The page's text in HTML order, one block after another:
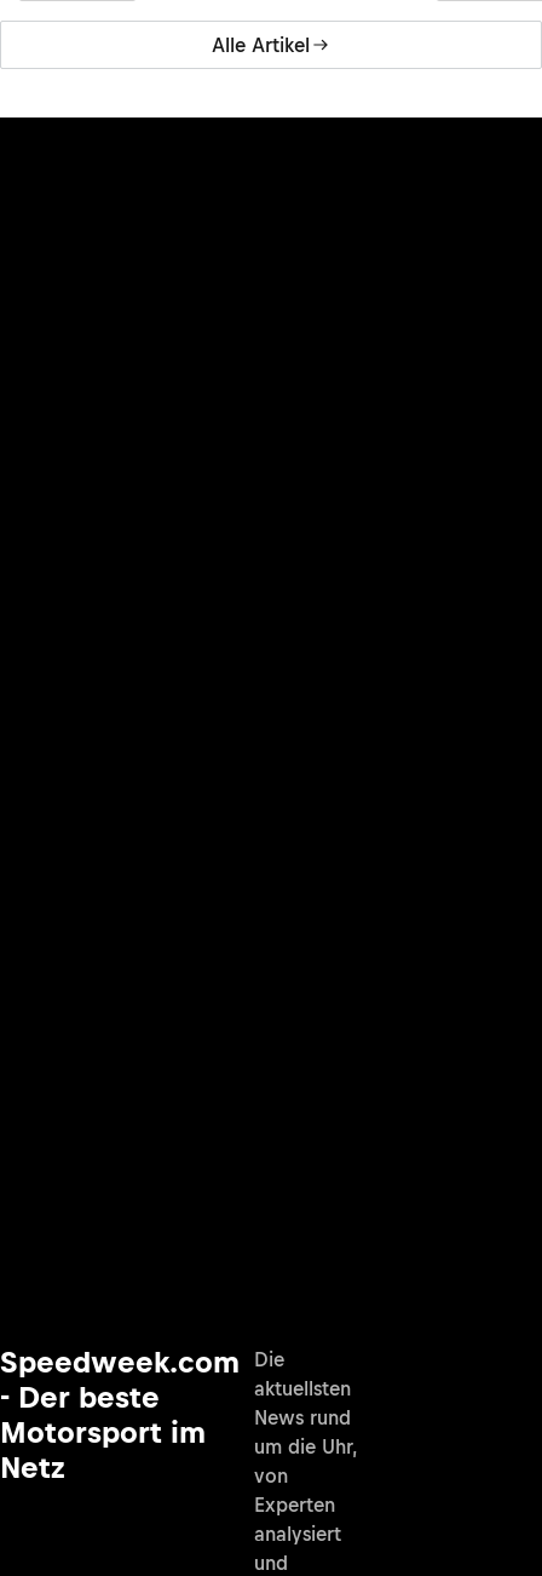
Alle Artikel
Speedweek.com
- Der beste
Motorsport im
Netz
Die
aktuellsten
News rund
um die Uhr,
von
Experten
analysiert
und